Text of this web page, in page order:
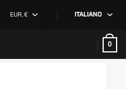
EUR, € ITALIANO
0